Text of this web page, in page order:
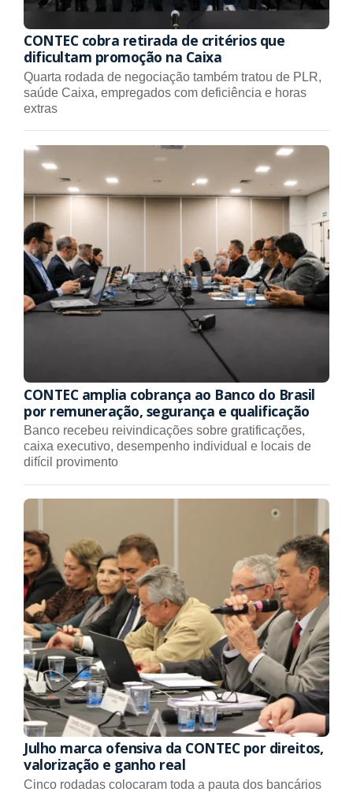
CONTEC cobra retirada de critérios que
dificultam promoção na Caixa
Quarta rodada de negociação também tratou de PLR,
saúde Caixa, empregados com deficiência e horas
extras
CONTEC amplia cobrança ao Banco do Brasil
por remuneração, segurança e qualificação
Banco recebeu reivindicações sobre gratificações,
caixa executivo, desempenho individual e locais de
difícil provimento
Julho marca ofensiva da CONTEC por direitos,
valorização e ganho real
Cinco rodadas colocaram toda a pauta dos bancários